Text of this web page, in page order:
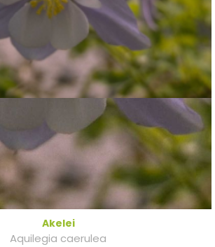
Akelei
Aquilegia caerulea